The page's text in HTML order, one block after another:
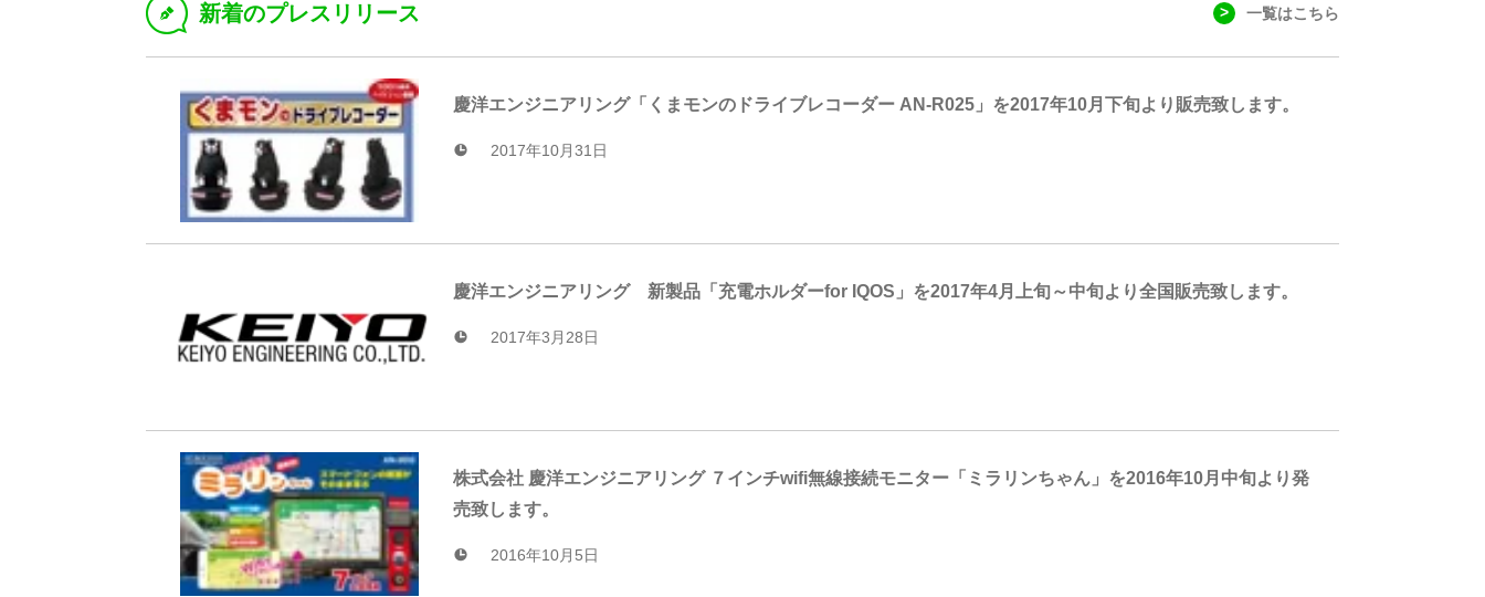
D 新着のプレスリリース 一覧はこちら
慶洋エンジニアリング「くまモンのドライブレコーダー AN-R025」を2017年10月下旬より販売致します。
2017年10月31日
慶洋エンジニアリング 新製品「充電ホルダーfor IQOS」を2017年4月上旬～中旬より全国販売致します。
2017年3月28日
株式会社 慶洋エンジニアリング ７インチwifi無線接続モニター「ミラリンちゃん」を2016年10月中旬より発
売致します。
2016年10月5日